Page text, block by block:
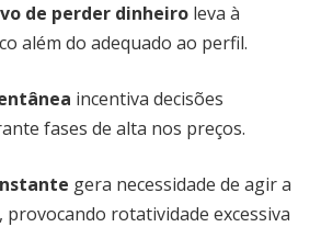
de perder dinheiro leva à
além do adequado ao perfil.
incentiva decisões
fases de alta nos preços.
gera necessidade de agir a
provocando rotatividade excessiva